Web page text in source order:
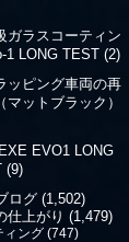
ガラスコーティン
1 LONG TEST (2)
ッピング車両の再
マットブラック）
EVO1 LONG
(9)
ログ (1,502)
仕上がり (1,479)
ィング (747)